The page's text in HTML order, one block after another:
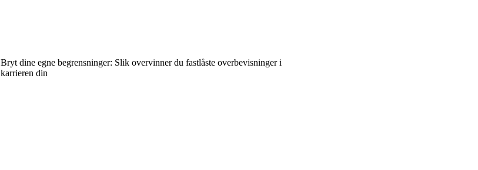
Bryt dine egne begrensninger: Slik overvinner du fastlåste overbevisninger i
karrieren din